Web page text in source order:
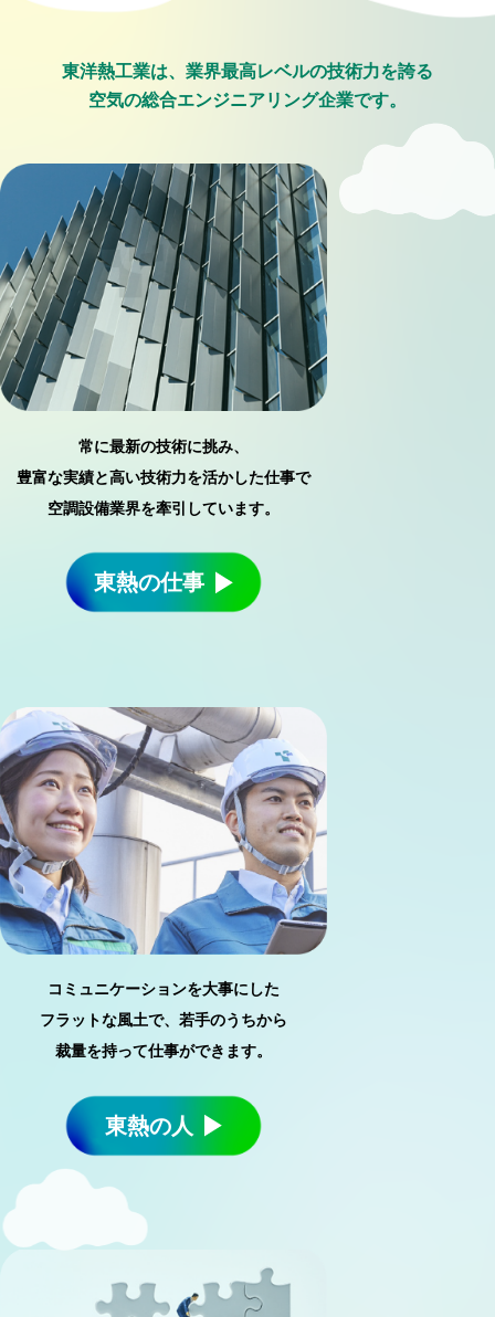
東洋熱工業は、業界最高レベルの技術力を誇る
空気の総合エンジニアリング企業です。
常に最新の技術に挑み、
豊富な実績と高い技術力を活かした仕事で
空調設備業界を牽引しています。
東熱の仕事
コミュニケーションを大事にした
フラットな風土で、若手のうちから
裁量を持って仕事ができます。
東熱の人